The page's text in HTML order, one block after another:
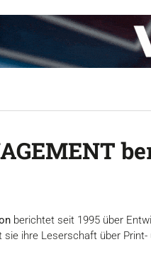
berichtet seit 1995 über
sie ihre Leserschaft über